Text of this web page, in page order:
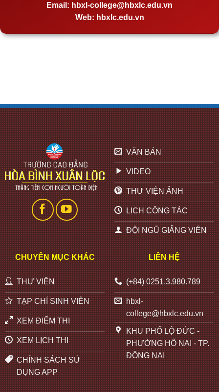
Email: hbxl-college@hbxlc.edu.vn
Web: hbxlc.edu.vn
VĂN BẢN
VIDEO
THƯ VIỆN ẢNH
LỊCH CÔNG TÁC
ĐỘI NGŨ GIẢNG VIÊN
CHUYÊN MỤC KHÁC
THƯ VIỆN
TẠP CHÍ SINH VIÊN
XEM ĐIỂM THI
XEM LỊCH THI
CHÍNH SÁCH SỬ
DỤNG APP
LIÊN HỆ
(+84) 0251.3.980.789
hbxl-
college@hbxlc.edu.vn
KHU PHỐ LỘ ĐỨC -
PHƯỜNG HỐ NAI - TP.
ĐỒNG NAI